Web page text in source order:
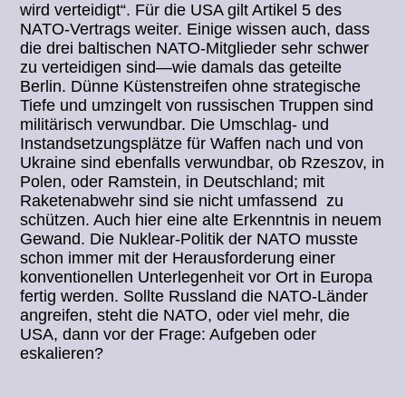
wird verteidigt“. Für die USA gilt Artikel 5 des
NATO-Vertrags weiter. Einige wissen auch, dass
die drei baltischen NATO-Mitglieder sehr schwer
zu verteidigen sind—wie damals das geteilte
Berlin. Dünne Küstenstreifen ohne strategische
Tiefe und umzingelt von russischen Truppen sind
militärisch verwundbar. Die Umschlag- und
Instandsetzungsplätze für Waffen nach und von
Ukraine sind ebenfalls verwundbar, ob Rzeszov, in
Polen, oder Ramstein, in Deutschland; mit
Raketenabwehr sind sie nicht umfassend zu
schützen. Auch hier eine alte Erkenntnis in neuem
Gewand. Die Nuklear-Politik der NATO musste
schon immer mit der Herausforderung einer
konventionellen Unterlegenheit vor Ort in Europa
fertig werden. Sollte Russland die NATO-Länder
angreifen, steht die NATO, oder viel mehr, die
USA, dann vor der Frage: Aufgeben oder
eskalieren?